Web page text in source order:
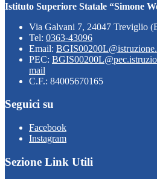
Istituto Superiore Statale “Simone
Via Galvani 7, 24047 Treviglio
Tel: 0363-43096
Email:
PEC:
mail
C.F.: 84005670165
Seguici su
Facebook
Instagram
Sezione Link Utili